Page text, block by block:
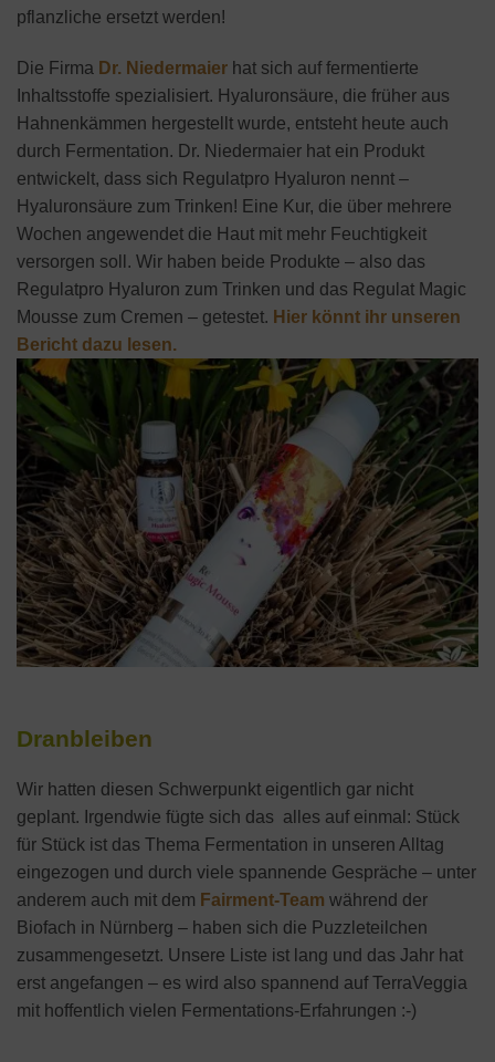
pflanzliche ersetzt werden!
Die Firma Dr. Niedermaier hat sich auf fermentierte
Inhaltsstoffe spezialisiert. Hyaluronsäure, die früher aus
Hahnenkämmen hergestellt wurde, entsteht heute auch
durch Fermentation. Dr. Niedermaier hat ein Produkt
entwickelt, dass sich Regulatpro Hyaluron nennt –
Hyaluronsäure zum Trinken! Eine Kur, die über mehrere
Wochen angewendet die Haut mit mehr Feuchtigkeit
versorgen soll. Wir haben beide Produkte – also das
Regulatpro Hyaluron zum Trinken und das Regulat Magic
Mousse zum Cremen – getestet. Hier könnt ihr unseren
Bericht dazu lesen.
Dranbleiben
Wir hatten diesen Schwerpunkt eigentlich gar nicht
geplant. Irgendwie fügte sich das alles auf einmal: Stück
für Stück ist das Thema Fermentation in unseren Alltag
eingezogen und durch viele spannende Gespräche – unter
anderem auch mit dem Fairment-Team während der
Biofach in Nürnberg – haben sich die Puzzleteilchen
zusammengesetzt. Unsere Liste ist lang und das Jahr hat
erst angefangen – es wird also spannend auf TerraVeggia
mit hoffentlich vielen Fermentations-Erfahrungen :-)